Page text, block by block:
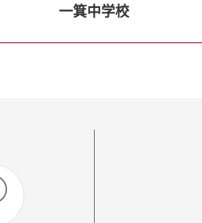
一箕中学校